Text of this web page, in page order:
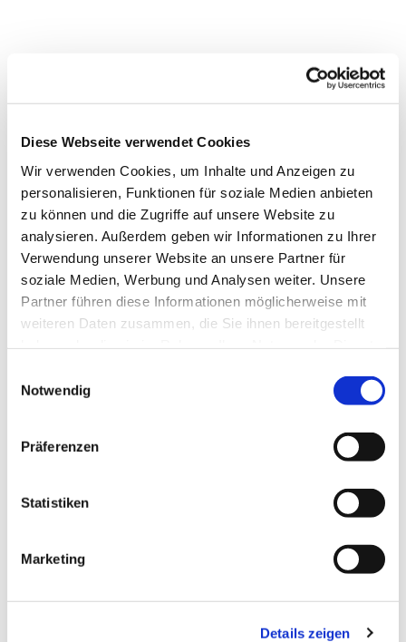
Diese Webseite verwendet Cookies
Wir verwenden Cookies, um Inhalte und Anzeigen zu
personalisieren, Funktionen für soziale Medien anbieten
zu können und die Zugriffe auf unsere Website zu
analysieren. Außerdem geben wir Informationen zu Ihrer
Verwendung unserer Website an unsere Partner für
soziale Medien, Werbung und Analysen weiter. Unsere
Partner führen diese Informationen möglicherweise mit
weiteren Daten zusammen, die Sie ihnen bereitgestellt
Notwendig
Präferenzen
Statistiken
Marketing
Details zeigen